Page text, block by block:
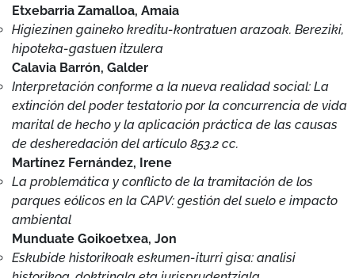
Calavia Barrón, Galder
Interpretación conforme a la nueva realidad social: La
extinción del poder testatorio por la concurrencia de vida
marital de hecho y la aplicación práctica de las causas
de desheredación del artículo 853.2 cc.
Martínez Fernández, Irene
La problemática y conflicto de la tramitación de los
parques eólicos en la CAPV: gestión del suelo e impacto
ambiental
Munduate Goikoetxea, Jon
Eskubide historikoak eskumen-iturri gisa: analisi
historikoa, doktrinala eta jurisprudentziala
Ruiz de Gordejuela Agirre, Iñaki
Análisis de algunas estrategias y políticas públicas para